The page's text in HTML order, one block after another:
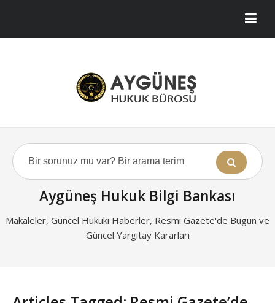
Aygüneş Hukuk Bilgi Bankası
Makaleler, Güncel Hukuki Haberler, Resmi Gazete'de Bugün ve
Güncel Yargıtay Kararları